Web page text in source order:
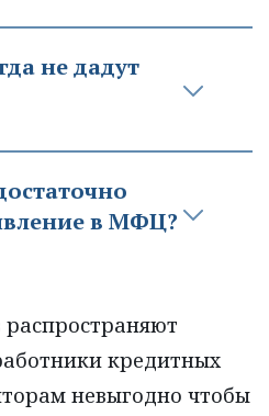
не дадут
в МФЦ?
кредитных
невыгодно чтобы